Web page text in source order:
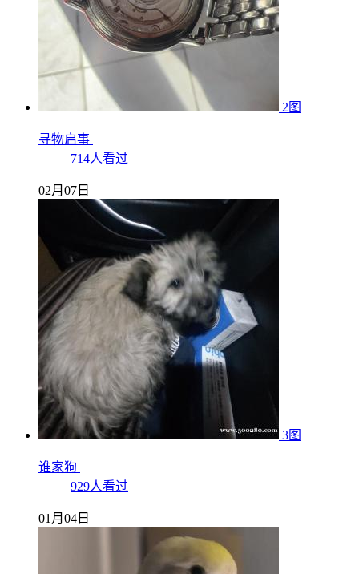
2图
寻物启事
714人看过
02月07日
3图
谁家狗
929人看过
01月04日